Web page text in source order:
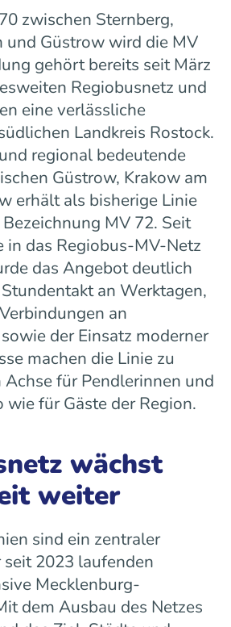
zwischen Sternberg,
und Güstrow wird die MV
gehört bereits seit März
Regiobusnetz und
eine verlässliche
Landkreis Rostock.
regional bedeutende
Güstrow, Krakow am
erhält als bisherige Linie
MV 72. Seit
in das Regiobus-MV-Netz
das Angebot deutlich
an Werktagen,
an
der Einsatz moderner
machen die Linie zu
für Pendlerinnen und
wie für Gäste der Region.
wächst
weiter
sind ein zentraler
2023 laufenden
Mecklenburg-
dem Ausbau des Netzes